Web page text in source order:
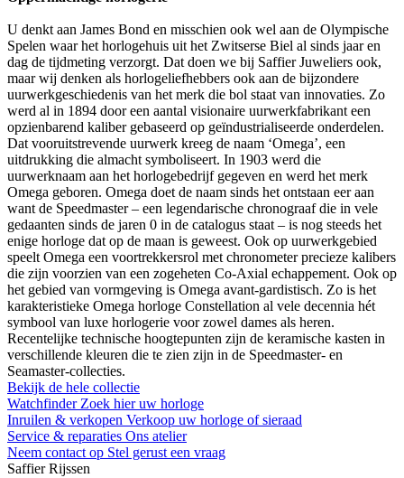
U denkt aan James Bond en misschien ook wel aan de Olympische
Spelen waar het horlogehuis uit het Zwitserse Biel al sinds jaar en
dag de tijdmeting verzorgt. Dat doen we bij Saffier Juweliers ook,
maar wij denken als horlogeliefhebbers ook aan de bijzondere
uurwerkgeschiedenis van het merk die bol staat van innovaties. Zo
werd al in 1894 door een aantal visionaire uurwerkfabrikant een
opzienbarend kaliber gebaseerd op geïndustrialiseerde onderdelen.
Dat vooruitstrevende uurwerk kreeg de naam ‘Omega’, een
uitdrukking die almacht symboliseert. In 1903 werd die
uurwerknaam aan het horlogebedrijf gegeven en werd het merk
Omega geboren. Omega doet de naam sinds het ontstaan eer aan
want de Speedmaster – een legendarische chronograaf die in vele
gedaanten sinds de jaren 0 in de catalogus staat – is nog steeds het
enige horloge dat op de maan is geweest. Ook op uurwerkgebied
speelt Omega een voortrekkersrol met chronometer precieze kalibers
die zijn voorzien van een zogeheten Co-Axial echappement. Ook op
het gebied van vormgeving is Omega avant-gardistisch. Zo is het
karakteristieke Omega horloge Constellation al vele decennia hét
symbool van luxe horlogerie voor zowel dames als heren.
Recentelijke technische hoogtepunten zijn de keramische kasten in
verschillende kleuren die te zien zijn in de Speedmaster- en
Seamaster-collecties.
Bekijk de hele collectie
Watchfinder Zoek hier uw horloge
Inruilen & verkopen Verkoop uw horloge of sieraad
Service & reparaties Ons atelier
Neem contact op Stel gerust een vraag
Saffier Rijssen